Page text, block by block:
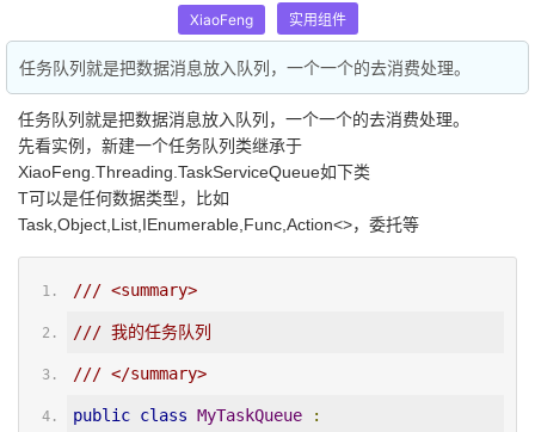
XiaoFeng 实用组件
任务队列就是把数据消息放入队列，一个一个的去消费处理。
任务队列就是把数据消息放入队列，一个一个的去消费处理。
先看实例，新建一个任务队列类继承于
XiaoFeng.Threading.TaskServiceQueue如下类
T可以是任何数据类型，比如
Task,Object,List,IEnumerable,Func ,Action<>，委托等
/// <summary>
/// 我的任务队列
/// </summary>
public class MyTaskQueue :